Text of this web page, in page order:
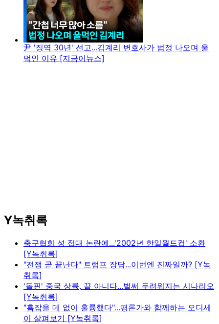
尹 '징역 30년' 선고...김계리 변호사가 법정 나오며 울
먹인 이유 [지금이뉴스]
Y녹취록
축구협회 성 접대 논란에...'2002년 한일월드컵' 소환
[Y녹취록]
"전쟁 곧 끝난다" 트럼프 장담...이번엔 진짜일까? [Y녹
취록]
'돌핀' 중국 상륙, 끝 아니다...벌써 두려워지는 시나리오
[Y녹취록]
"흠잡을 데 없이 훌륭했다"...평론가와 함께하는 오디세
이 살펴보기 [Y녹취록]